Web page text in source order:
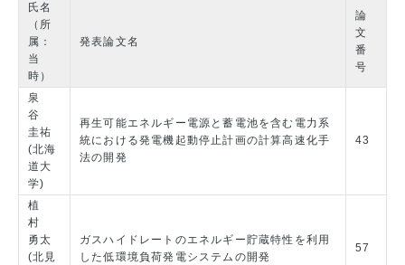
氏名
（所
属：
当
時）
発表論文名
論
文
番
号
泉
谷
圭祐
(北海
道大
学)
再生可能エネルギー電源と蓄電池を含む電力系
統における発電機起動停止計画の計算高速化手
法の開発
43
植
村
勇太
(北見
ガスハイドレートのエネルギー貯蔵特性を利用
した低環境負荷発電システムの開発
57